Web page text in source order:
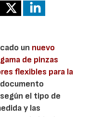
un nuevo
de pinzas
flexibles para la
documento
el tipo de
y las